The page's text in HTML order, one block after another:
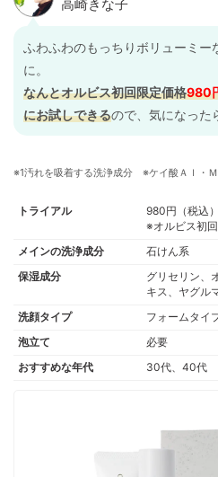
ふわふわのもっちりボリューミー
に。
なんとオルビス初回限定価格980
にお試しできるので、気になった
※1汚れを吸着する洗浄成分 ※ケイ酸Ａｌ・Ｍ
トライアル
980円（税込）
※オルビス初
メインの洗浄成分
石けん系
保湿成分
グリセリン、
キス、ヤグル
洗顔タイプ
フォームタイ
泡立て
必要
おすすめな年代
30代、40代